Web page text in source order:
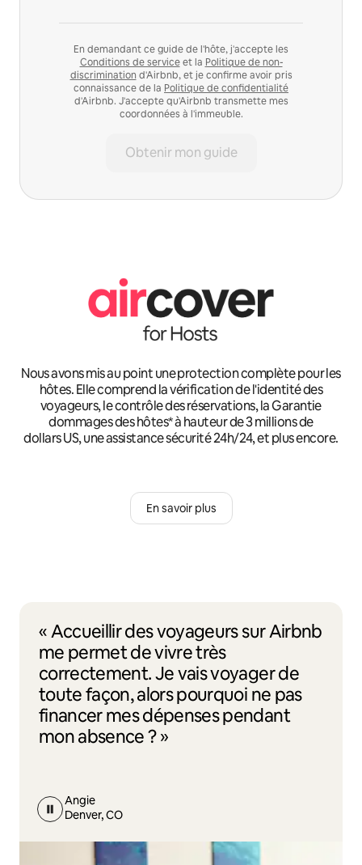
En demandant ce guide de l'hôte, j'accepte les
Conditions de serviceet la Politique de non-
discrimination d'Airbnb, et je confirme avoir pris
connaissance de la Politique de confidentialité
d'Airbnb. J'accepte qu'Airbnb transmette mes
coordonnées à l'immeuble.
Obtenir mon guide
Nous avons mis au point une protection complète pour les
hôtes. Elle comprend la vérification de l'identité des
voyageurs, le contrôle des réservations, la Garantie
dommages des hôtes* à hauteur de 3 millions de
dollars US, une assistance sécurité 24h/24, et plus encore.
En savoir plus
« Accueillir des voyageurs sur Airbnb
me permet de vivre très
correctement. Je vais voyager de
toute façon, alors pourquoi ne pas
financer mes dépenses pendant
mon absence ? »
Angie
Denver, CO